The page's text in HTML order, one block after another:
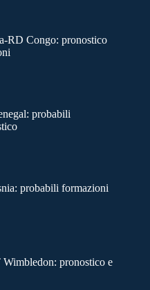
RD Congo: pronostico
probabili
probabili formazioni
pronostico e